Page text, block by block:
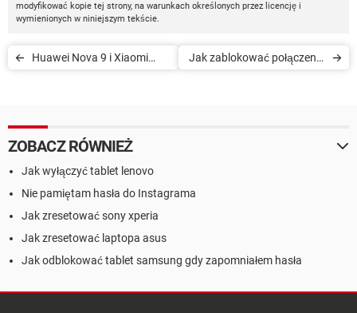
modyfikować kopie tej strony, na warunkach określonych przez licencję i
wymienionych w niniejszym tekście.
Huawei Nova 9 i Xiaomi
Jak zablokować połączenia
ZOBACZ RÓWNIEŻ
Jak wyłączyć tablet lenovo
Nie pamiętam hasła do Instagrama
Jak zresetować sony xperia
Jak zresetować laptopa asus
Jak odblokować tablet samsung gdy zapomniałem hasła